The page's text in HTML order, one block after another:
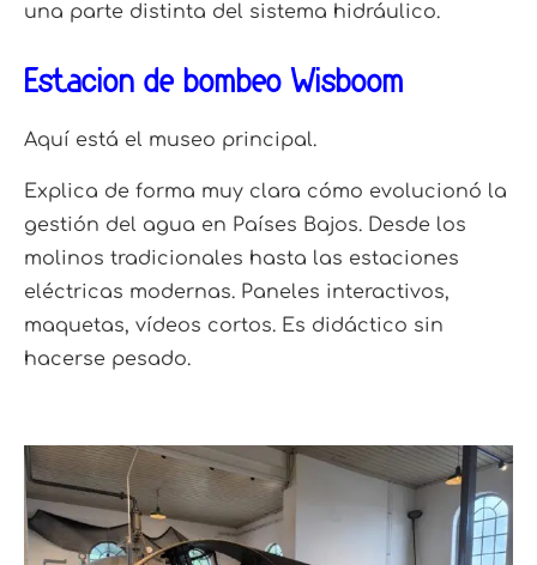
una parte distinta del sistema hidráulico.
Estación de bombeo Wisboom
Aquí está el museo principal.
Explica de forma muy clara cómo evolucionó la
gestión del agua en Países Bajos. Desde los
molinos tradicionales hasta las estaciones
eléctricas modernas. Paneles interactivos,
maquetas, vídeos cortos. Es didáctico sin
hacerse pesado.